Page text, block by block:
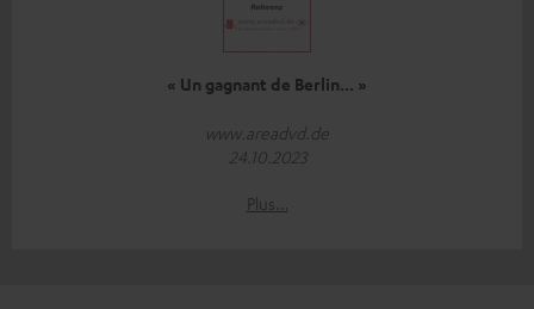
« Un gagnant de Berlin... »
www.areadvd.de
24.10.2023
Plus…